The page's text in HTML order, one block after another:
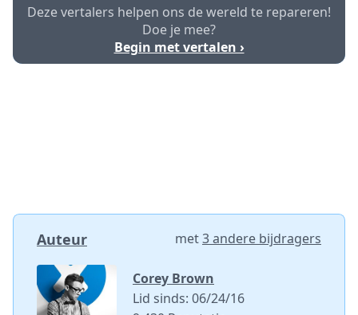
Deze vertalers helpen ons de wereld te repareren!
Doe je mee?
Begin met vertalen ›
Auteur met3 andere bijdragers
Corey Brown
Lid sinds: 06/24/16